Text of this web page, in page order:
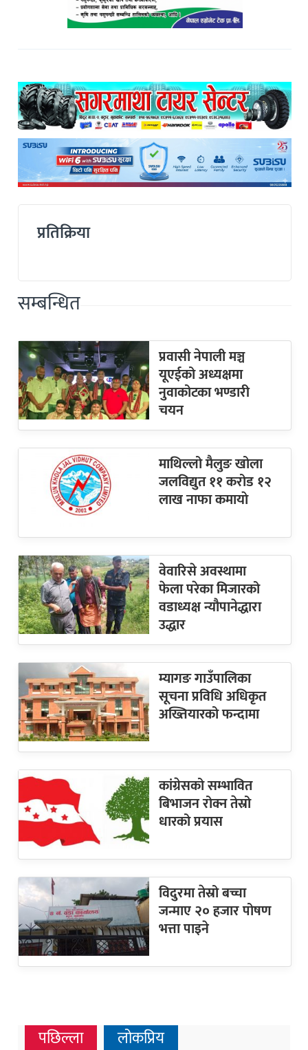
प्रतिक्रिया
सम्बन्धित
प्रवासी नेपाली मञ्च
यूएईको अध्यक्षमा
नुवाकोटका भण्डारी
चयन
माथिल्लो मैलुङ खोला
जलविद्युत ११ करोड १२
लाख नाफा कमायाे
वेवारिसे अवस्थामा
फेला परेका मिजारको
वडाध्यक्ष न्यौपानेद्धारा
उद्धार
म्यागङ गाउँपालिका
सूचना प्रविधि अधिकृत
अख्तियारको फन्दामा
कांग्रेसको सम्भावित
बिभाजन रोक्न तेस्रो
धारको प्रयास
विदुरमा तेस्रो बच्चा
जन्माए २० हजार पोषण
भत्ता पाइने
पछिल्ला लोकप्रिय